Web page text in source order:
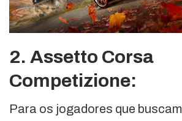
2. Assetto Corsa
Competizione:
Para os jogadores que